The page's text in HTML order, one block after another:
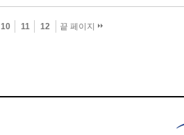
10 11 12 끝 페이지